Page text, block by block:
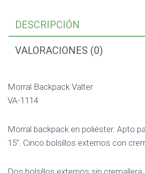
DESCRIPCIÓN
VALORACIONES (0)
Morral Backpack Valter
VA-1114
Morral backpack en poliéster. Apto
15″. Cinco bolsillos externos con